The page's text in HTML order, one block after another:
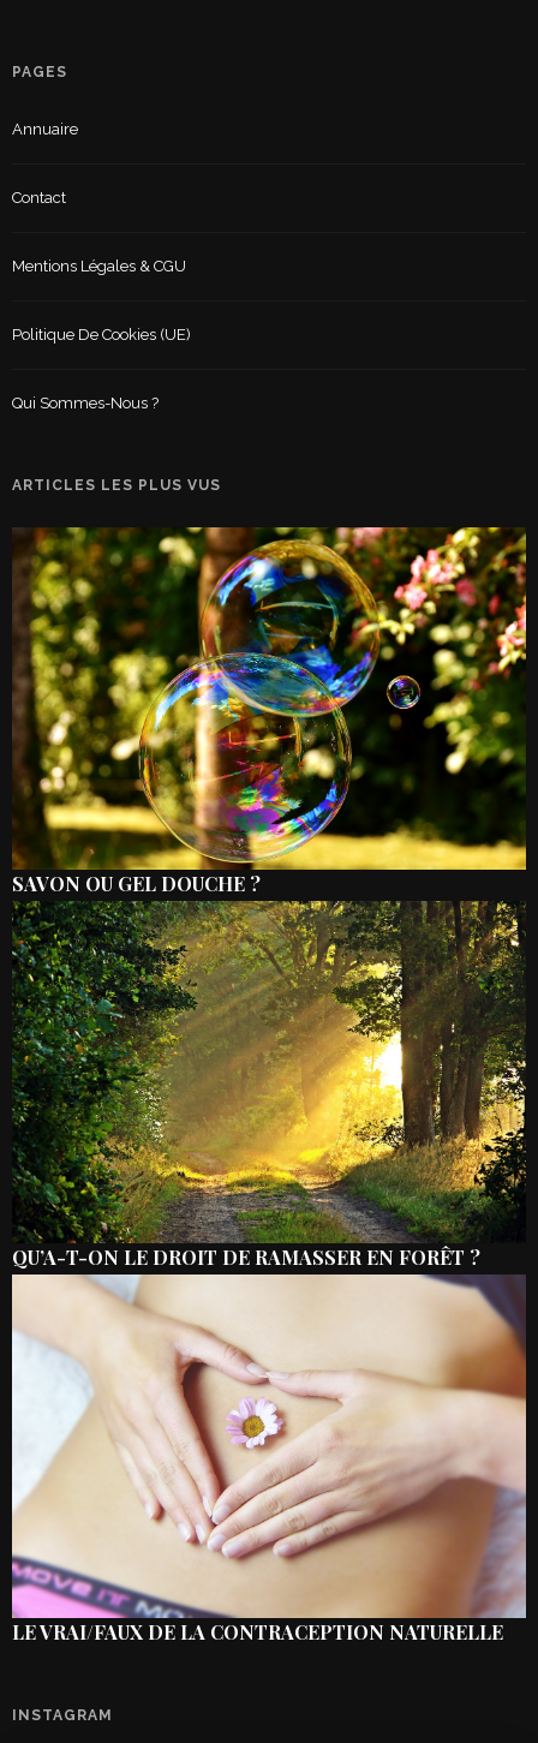
PAGES
Annuaire
Contact
Mentions Légales & CGU
Politique De Cookies (UE)
Qui Sommes-Nous ?
ARTICLES LES PLUS VUS
SAVON OU GEL DOUCHE ?
QU’A-T-ON LE DROIT DE RAMASSER EN FORÊT ?
LE VRAI/FAUX DE LA CONTRACEPTION NATURELLE
INSTAGRAM